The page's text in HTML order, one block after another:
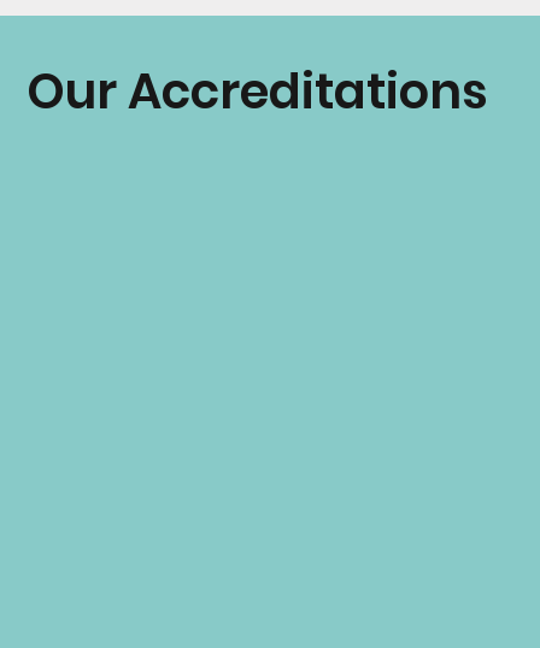
Our Accreditations